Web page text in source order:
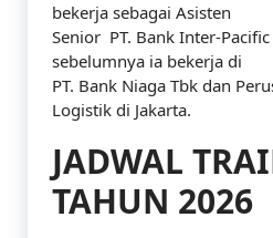
bekerja sebagai Asisten
Senior PT. Bank Inter-
sebelumnya ia bekerja di
PT. Bank Niaga Tbk dan
Logistik di Jakarta.
JADWAL
TAHUN 2026